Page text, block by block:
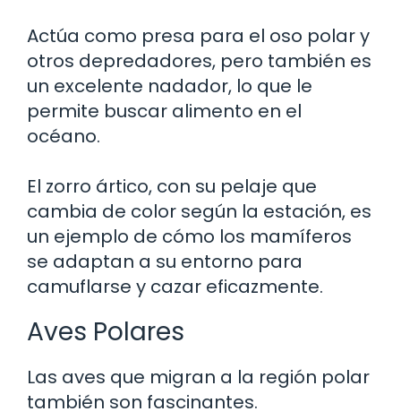
Actúa como presa para el oso polar y
otros depredadores, pero también es
un excelente nadador, lo que le
permite buscar alimento en el
océano.
El zorro ártico, con su pelaje que
cambia de color según la estación, es
un ejemplo de cómo los mamíferos
se adaptan a su entorno para
camuflarse y cazar eficazmente.
Aves Polares
Las aves que migran a la región polar
también son fascinantes.